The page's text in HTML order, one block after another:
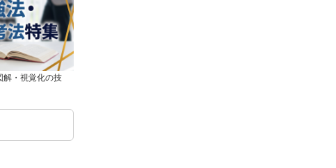
解・視覚化の技